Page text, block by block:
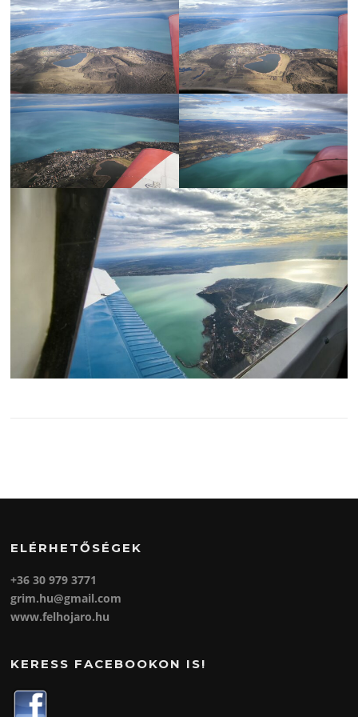
ELÉRHETŐSÉGEK
+36 30 979 3771
grim.hu@gmail.com
www.felhojaro.hu
KERESS FACEBOOKON IS!